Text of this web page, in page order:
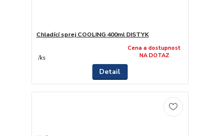
Chladící sprej COOLING 400ml DISTYK
/ks
Cena a dostupnost
NA DOTAZ
Detail